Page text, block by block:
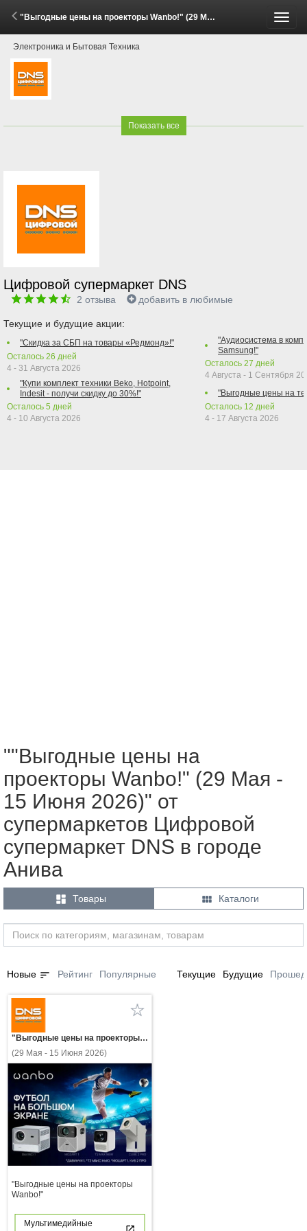
"Выгодные цены на проекторы Wanbo!" (29 Мая - 15 Июня 2026)
Электроника и Бытовая Техника
Показать все
Цифровой супермаркет DNS
2 отзыва добавить в любимые
Текущие и будущие акции:
"Скидка за СБП на товары «Редмонд»!"
Осталось 26 дней
4 - 31 Августа 2026
"Купи комплект техники Beko, Hotpoint,
Indesit - получи скидку до 30%!"
Осталось 5 дней
4 - 10 Августа 2026
"Аудиосистема в
Samsung!"
Осталось 27 дней
4 Августа - 1 Сентября
"Выгодные цены на
Осталось 12 дней
4 - 17 Августа 2026
""Выгодные цены на
проекторы Wanbo!" (29 Мая -
15 Июня 2026)" от
супермаркетов Цифровой
супермаркет DNS в городе
Анива
 Товары  Каталоги
Новые sort Рейтинг Популярные Текущие Будущие
"Выгодные цены на проекторы Wanbo!"
(29 Мая - 15 Июня 2026)
"Выгодные цены на проекторы
Wanbo!"
Мультимедийные